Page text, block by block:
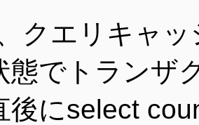
クエリキャ
態でトランザ
後にselect